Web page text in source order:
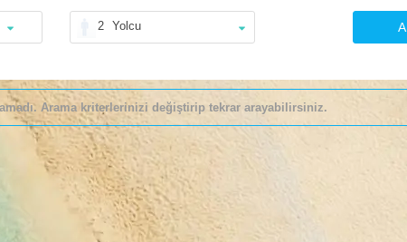
2 Yolcu
Arama kriterlerinizi değiştirip tekrar arayabilirsiniz.